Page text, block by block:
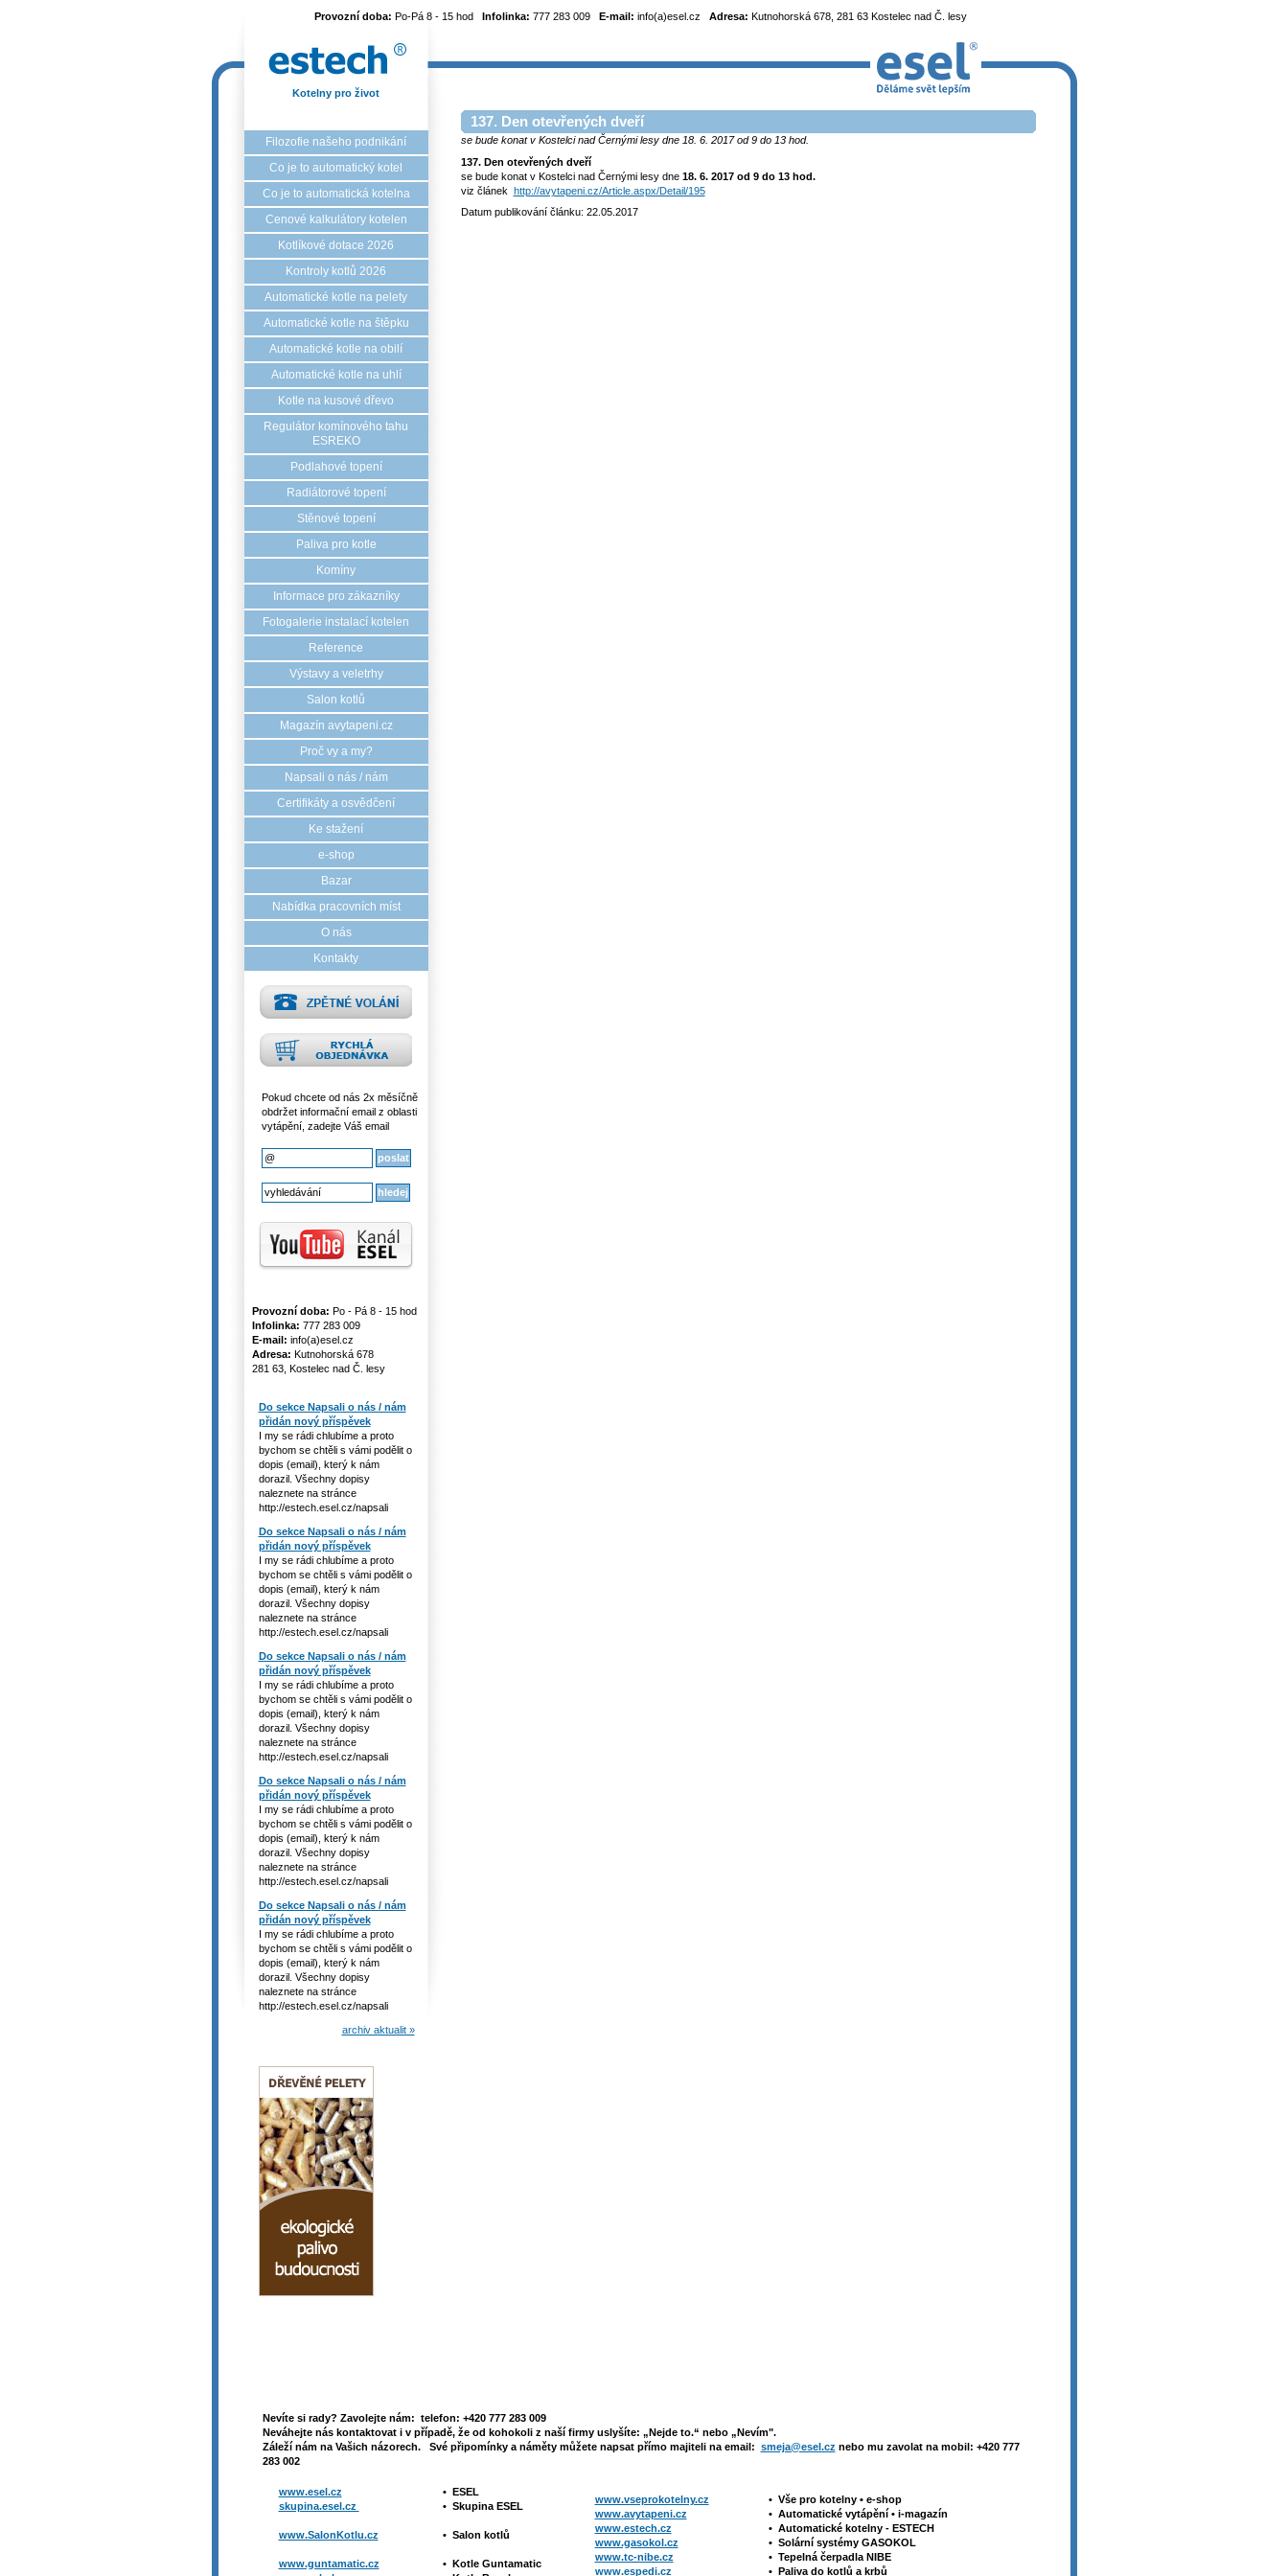
Provozní doba: Po-Pá 8 - 15 hod Infolinka: 777 283 009 E-mail: info(a)esel.cz Adresa: Kutnohorská 678, 281 63 Kostelec nad Č. lesy
Kotelny pro život
Filozofie našeho podnikání
Co je to automatický kotel
Co je to automatická kotelna
Cenové kalkulátory kotelen
Kotlíkové dotace 2026
Kontroly kotlů 2026
Automatické kotle na pelety
Automatické kotle na štěpku
Automatické kotle na obilí
Automatické kotle na uhlí
Kotle na kusové dřevo
Regulátor komínového tahu
ESREKO
Podlahové topení
Radiátorové topení
Stěnové topení
Paliva pro kotle
Komíny
Informace pro zákazníky
Fotogalerie instalací kotelen
Reference
Výstavy a veletrhy
Salon kotlů
Magazín avytapeni.cz
Proč vy a my?
Napsali o nás / nám
Certifikáty a osvědčení
Ke stažení
e-shop
Bazar
Nabídka pracovních míst
O nás
Kontakty
Pokud chcete od nás 2x měsíčně
obdržet informační email z oblasti
vytápění, zadejte Váš email
Provozní doba: Po - Pá 8 - 15 hod
Infolinka: 777 283 009
E-mail: info(a)esel.cz
Adresa: Kutnohorská 678
281 63, Kostelec nad Č. lesy
Do sekce Napsali o nás / nám
přidán nový příspěvek
I my se rádi chlubíme a proto
bychom se chtěli s vámi podělit o
dopis (email), který k nám
dorazil. Všechny dopisy
naleznete na stránce
http://estech.esel.cz/napsali
Do sekce Napsali o nás / nám
přidán nový příspěvek
I my se rádi chlubíme a proto
bychom se chtěli s vámi podělit o
dopis (email), který k nám
dorazil. Všechny dopisy
naleznete na stránce
http://estech.esel.cz/napsali
Do sekce Napsali o nás / nám
přidán nový příspěvek
I my se rádi chlubíme a proto
bychom se chtěli s vámi podělit o
dopis (email), který k nám
dorazil. Všechny dopisy
naleznete na stránce
http://estech.esel.cz/napsali
Do sekce Napsali o nás / nám
přidán nový příspěvek
I my se rádi chlubíme a proto
bychom se chtěli s vámi podělit o
dopis (email), který k nám
dorazil. Všechny dopisy
naleznete na stránce
http://estech.esel.cz/napsali
Do sekce Napsali o nás / nám
přidán nový příspěvek
I my se rádi chlubíme a proto
bychom se chtěli s vámi podělit o
dopis (email), který k nám
dorazil. Všechny dopisy
naleznete na stránce
http://estech.esel.cz/napsali
archiv aktualit »
137. Den otevřených dveří
se bude konat v Kostelci nad Černými lesy dne 18. 6. 2017 od 9 do 13 hod.
137. Den otevřených dveří
se bude konat v Kostelci nad Černými lesy dne18. 6. 2017 od 9 do 13 hod.
viz článek http://avytapeni.cz/Article.aspx/Detail/195
Datum publikování článku: 22.05.2017
Nevíte si rady? Zavolejte nám: telefon: +420 777 283 009
Neváhejte nás kontaktovat i v případě, že od kohokoli z naší firmy uslyšíte: „Nejde to.“ nebo „Nevím".
Záleží nám na Vašich názorech. Své připomínky a náměty můžete napsat přímo majiteli na email: smeja@esel.cz nebo mu zavolat na mobil: +420 777
283 002
www.esel.cz
skupina.esel.cz
www.SalonKotlu.cz
www.guntamatic.cz
• ESEL
• Skupina ESEL
• Salon kotlů
• Kotle Guntamatic
www.vseprokotelny.cz
www.avytapeni.cz
www.estech.cz
www.gasokol.cz
www.tc-nibe.cz
www.espedi.cz
• Vše pro kotelny •e-shop
• Automatické vytápění •i-magazín
• Automatické kotelny - ESTECH
• Solární systémy GASOKOL
• Tepelná čerpadla NIBE
• Paliva do kotlů a krbů